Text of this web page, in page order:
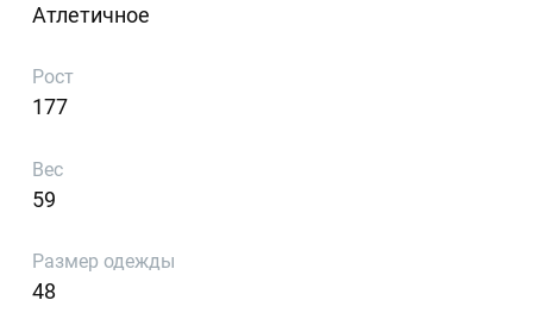
Атлетичное
Рост
177
Вес
59
Размер одежды
48